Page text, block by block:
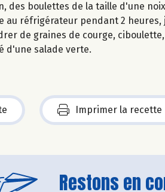
des boulettes de la taille d'une
au réfrigérateur pendant 2 heures,
de graines de courge,
d'une salade verte.
Imprimer la recette
Restons en